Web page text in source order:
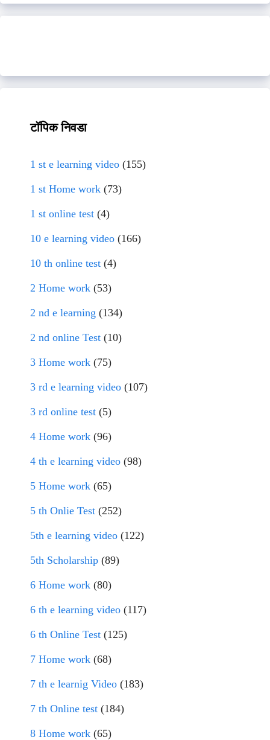
टॉपिक निवडा
1 st e learning video (155)
1 st Home work (73)
1 st online test (4)
10 e learning video (166)
10 th online test (4)
2 Home work (53)
2 nd e learning (134)
2 nd online Test (10)
3 Home work (75)
3 rd e learning video (107)
3 rd online test (5)
4 Home work (96)
4 th e learning video (98)
5 Home work (65)
5 th Onlie Test (252)
5th e learning video (122)
5th Scholarship (89)
6 Home work (80)
6 th e learning video (117)
6 th Online Test (125)
7 Home work (68)
7 th e learnig Video (183)
7 th Online test (184)
8 Home work (65)